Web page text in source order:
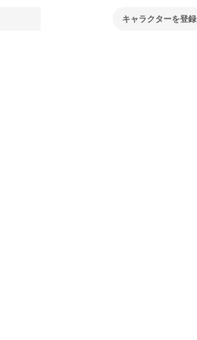
キャラクターを登録